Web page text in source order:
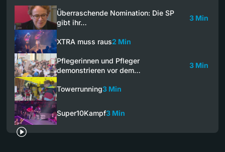
Überraschende Nomination: Die SP
gibt ihr…
3 Min
XTRA muss raus2 Min
Pflegerinnen und Pfleger
demonstrieren vor dem…
3 Min
Towerrunning3 Min
Super10Kampf3 Min